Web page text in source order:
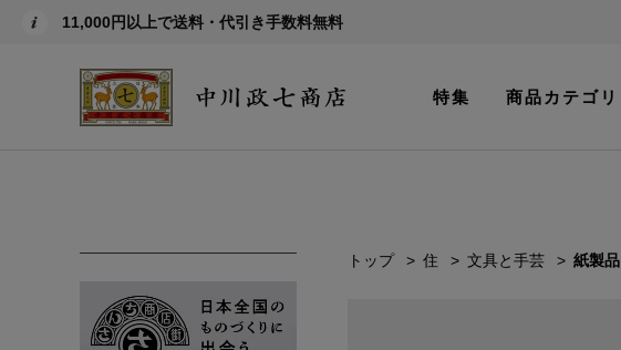
11,000円以上で送料・代引き手数料無料
特集 商品カテゴリ
トップ 住 文具と手芸 紙製品